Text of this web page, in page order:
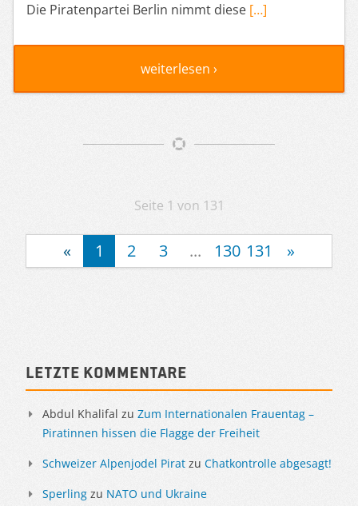
Die Piratenpartei Berlin nimmt diese […]
weiterlesen ›
Artikelnavigation
Seite 1 von 131
« 1 2 3 ... 130 131 »
Sidebar
Letzte Kommentare
Abdul Khalifal zu Zum Internationalen Frauentag –
Piratinnen hissen die Flagge der Freiheit
Schweizer Alpenjodel Pirat zu Chatkontrolle abgesagt!
Sperling zu NATO und Ukraine